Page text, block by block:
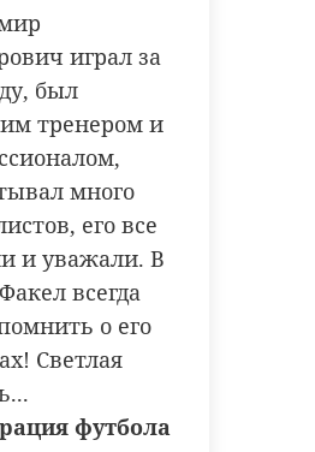
играл за
был
тренером и
много
его все
и уважали. В
всегда
о его
Светлая
футбола